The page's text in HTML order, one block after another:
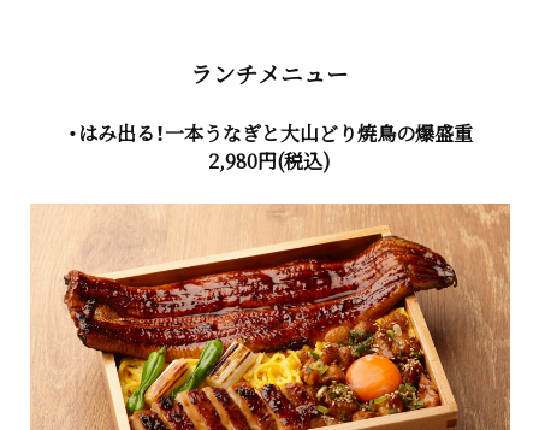
ランチメニュー
・はみ出る！一本うなぎと大山どり焼鳥の爆盛重
2,980円(税込)